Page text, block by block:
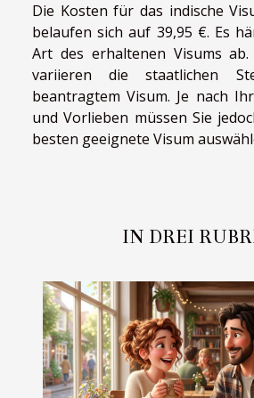
Die Kosten für das indische
belaufen sich auf 39,95 €. Es
Art des erhaltenen Visums
variieren die staatlichen
beantragtem Visum. Je nach
und Vorlieben müssen Sie
besten geeignete Visum
IN DREI